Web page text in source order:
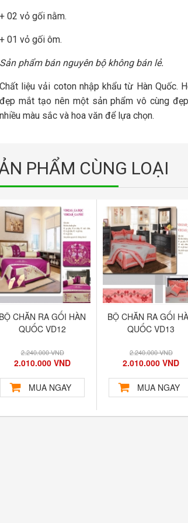
+ 02 vỏ gối nằm.
+ 01 vỏ gối ôm.
Sản phẩm bán nguyên bộ không bán lẻ.
Chất liệu vải coton nhập khẩu từ Hàn Quốc.
đẹp mắt tạo nên một sản phẩm vô cùng
nhiều màu sắc và hoa văn để lựa chọn.
PHẨM CÙNG LOẠI
BỘ CHĂN RA GỐI HÀN
QUỐC VD13
2.240.000 VND
2.010.000 VND
MUA NGAY
BỘ CHĂN RA GỐI
QUỐC VD14
2.240.000 VND
2.010.000 VND
MUA NGAY
NỆM - ĐỆM CAO SU
9.050.000 VND
7.960.000 VND